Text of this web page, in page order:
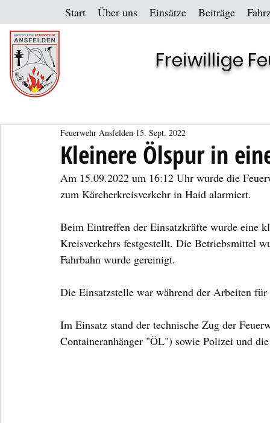
Start Über uns Einsätze Beiträge
Freiwillige
Kleinere Ölspur in
Feuerwehr Ansfelden 15. Sept. 2022
Am 15.09.2022 um 16:12 Uhr wurde die
zum Kärcherkreisverkehr in Haid alarmiert.
Beim Eintreffen der Einsatzkräfte wurde eine
Kreisverkehrs festgestellt. Die Betriebsmittel
Fahrbahn wurde gereinigt.
Die Einsatzstelle war während der Arbeiten
Im Einsatz stand der technische Zug der
Containeranhänger "ÖL") sowie Polizei und